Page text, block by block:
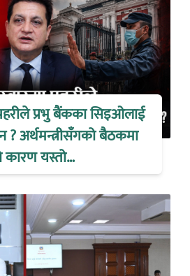
प्रभु बैंकका सिइओलाई
? अर्थमन्त्रीसँगको बैठकमा
कारण यस्तो…